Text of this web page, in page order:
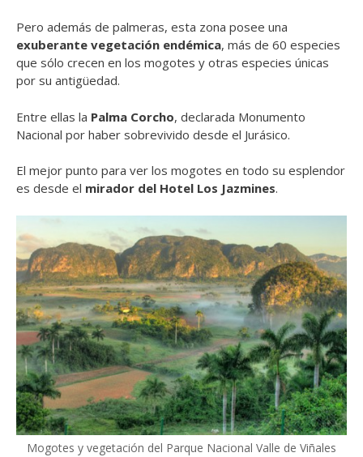
Pero además de palmeras, esta zona posee una
exuberante vegetación endémica, más de 60 especies
que sólo crecen en los mogotes y otras especies únicas
por su antigüedad.
Entre ellas la Palma Corcho, declarada Monumento
Nacional por haber sobrevivido desde el Jurásico.
El mejor punto para ver los mogotes en todo su esplendor
es desde el mirador del Hotel Los Jazmines.
Mogotes y vegetación del Parque Nacional Valle de Viñales